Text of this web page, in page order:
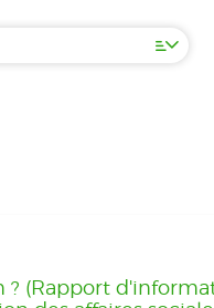
? (Rapport